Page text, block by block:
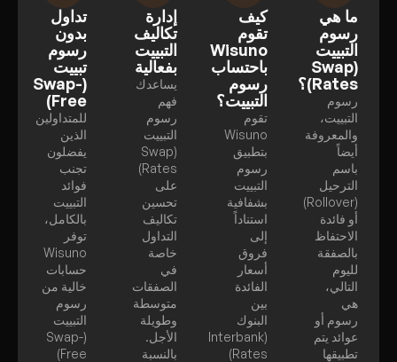
ما هي
رسوم
التبييت
(Swap
Rates)؟
رسوم
التبييت،
والمعروفة
أيضاً
باسم
الترحيل
(Rollover)
أو فائدة
الاحتفاظ
بالصفقة
لليوم
التالي،
هي
رسوم أو
عوائد يتم
تطبيقها
كيف
تقوم
Wisuno
باحتساب
رسوم
التبييت؟
تقوم
Wisuno
بتطبيق
رسوم
التبييت
بشفافية
استناداً
إلى
فروق
أسعار
الفائدة
بين
البنوك
(Interbank
Rates)
إدارة
تكاليف
التبييت
بفعالية
يساعدك
فهم
رسوم
التبييت
(Swap
Rates)
على
تحسين
تكاليف
التداول
خاصة
في
الصفقات
متوسطة
وطويلة
الأجل.
بالنسبة
تداول
بدون
رسوم
تبييت
(Swap-
Free)
للمتداولين
الذين
يفضلون
تجنب
فوائد
التبييت
بالكامل،
توفر
Wisuno
حسابات
خالية من
رسوم
التبييت
(Swap-
Free)